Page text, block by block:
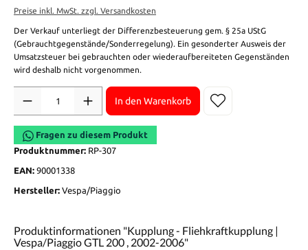
Preise inkl. MwSt. zzgl. Versandkosten
Der Verkauf unterliegt der Differenzbesteuerung gem. § 25a UStG
(Gebrauchtgegenstände/Sonderregelung). Ein gesonderter Ausweis der
Umsatzsteuer bei gebrauchten oder wiederaufbereiteten Gegenständen
wird deshalb nicht vorgenommen.
In den Warenkorb
Fragen zu diesem Produkt
Produktnummer: RP-307
EAN: 90001338
Hersteller: Vespa/Piaggio
Produktinformationen "Kupplung - Fliehkraftkupplung |
Vespa/Piaggio GTL 200 , 2002-2006"